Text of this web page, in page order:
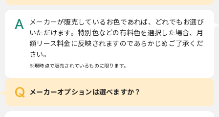
A
メーカーが販売しているお色であれば、どれでもお選び
いただけます。特別色などの有料色を選択した場合、月
額リース料金に反映されますのであらかじめご了承くだ
さい。
※現時点で販売されているものに限ります。
Q メーカーオプションは選べますか？